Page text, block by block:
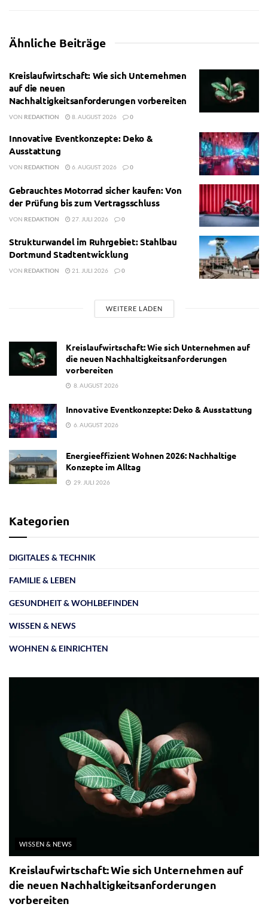
Ähnliche Beiträge
Kreislaufwirtschaft: Wie sich Unternehmen
auf die neuen
Nachhaltigkeitsanforderungen vorbereiten
VON REDAKTION 8. AUGUST 2026 0
Innovative Eventkonzepte: Deko &
Ausstattung
VON REDAKTION 6. AUGUST 2026 0
Gebrauchtes Motorrad sicher kaufen: Von
der Prüfung bis zum Vertragsschluss
VON REDAKTION 27. JULI 2026 0
Strukturwandel im Ruhrgebiet: Stahlbau
Dortmund Stadtentwicklung
VON REDAKTION 21. JULI 2026 0
WEITERE LADEN
Kreislaufwirtschaft: Wie sich Unternehmen auf
die neuen Nachhaltigkeitsanforderungen
vorbereiten
8. AUGUST 2026
Innovative Eventkonzepte: Deko & Ausstattung
6. AUGUST 2026
Energieeffizient Wohnen 2026: Nachhaltige
Konzepte im Alltag
29. JULI 2026
Kategorien
DIGITALES & TECHNIK
FAMILIE & LEBEN
GESUNDHEIT & WOHLBEFINDEN
WISSEN & NEWS
WOHNEN & EINRICHTEN
WISSEN & NEWS
Kreislaufwirtschaft: Wie sich Unternehmen auf
die neuen Nachhaltigkeitsanforderungen
vorbereiten